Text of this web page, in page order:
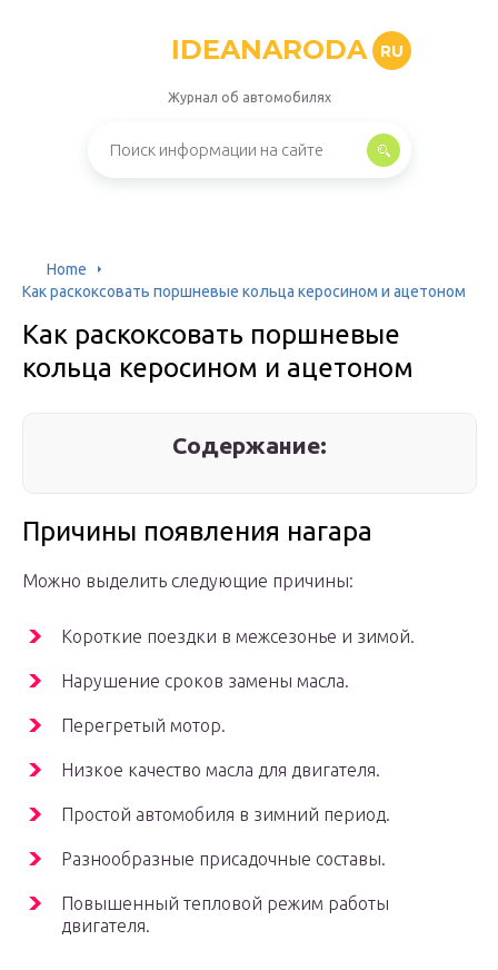
IDEANARODA RU
Журнал об автомобилях
Home
Как раскоксовать поршневые кольца керосином и ацетоном
Как раскоксовать поршневые
кольца керосином и ацетоном
Содержание:
Причины появления нагара
Можно выделить следующие причины:
Короткие поездки в межсезонье и зимой.
Нарушение сроков замены масла.
Перегретый мотор.
Низкое качество масла для двигателя.
Простой автомобиля в зимний период.
Разнообразные присадочные составы.
Повышенный тепловой режим работы
двигателя.